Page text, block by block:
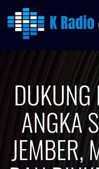
ANGKA
JEMBER,